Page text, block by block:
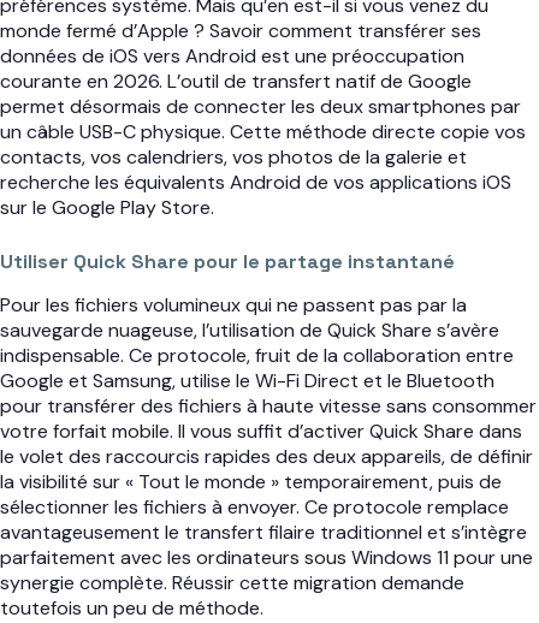
préférences système. Mais qu’en est-il si vous venez du
monde fermé d’Apple ? Savoir comment transférer ses
données de iOS vers Android est une préoccupation
courante en 2026. L’outil de transfert natif de Google
permet désormais de connecter les deux smartphones par
un câble USB-C physique. Cette méthode directe copie vos
contacts, vos calendriers, vos photos de la galerie et
recherche les équivalents Android de vos applications iOS
sur le Google Play Store.
Utiliser Quick Share pour le partage instantané
Pour les fichiers volumineux qui ne passent pas par la
sauvegarde nuageuse, l’utilisation de Quick Share s’avère
indispensable. Ce protocole, fruit de la collaboration entre
Google et Samsung, utilise le Wi-Fi Direct et le Bluetooth
pour transférer des fichiers à haute vitesse sans consommer
votre forfait mobile. Il vous suffit d’activer Quick Share dans
le volet des raccourcis rapides des deux appareils, de définir
la visibilité sur « Tout le monde » temporairement, puis de
sélectionner les fichiers à envoyer. Ce protocole remplace
avantageusement le transfert filaire traditionnel et s’intègre
parfaitement avec les ordinateurs sous Windows 11 pour une
synergie complète. Réussir cette migration demande
toutefois un peu de méthode.